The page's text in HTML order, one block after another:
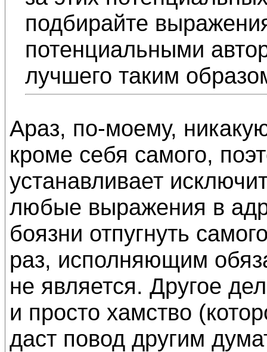
подбирайте
потенциальными
лучшего таким
Араз, по-моему,
кроме себя самого,
устанавливает
любые выражения в
боязни отпугнуть
раз, исполняющим
не является. Другое
и просто хамство
даст повод другим